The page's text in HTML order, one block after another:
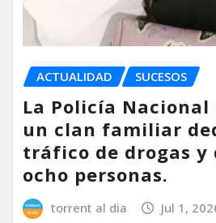
ACTUALIDAD SUCESOS
La Policía
un clan familiar
tráfico de drogas y
ocho personas.
torrent al dia Jul 1,